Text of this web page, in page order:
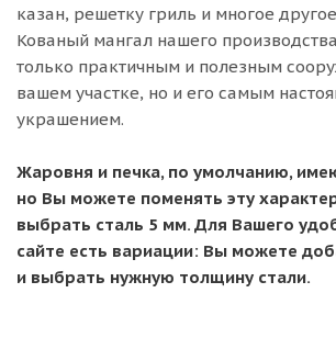
казан, решетку гриль и многое
Кованый мангал нашего
только практичным и полезным
вашем участке, но и его самым
украшением.
Жаровня и печка, по умолчанию,
но Вы можете поменять эту
выбрать сталь 5 мм. Для Вашего
сайте есть вариации: Вы можете
и выбрать нужную толщину стали.